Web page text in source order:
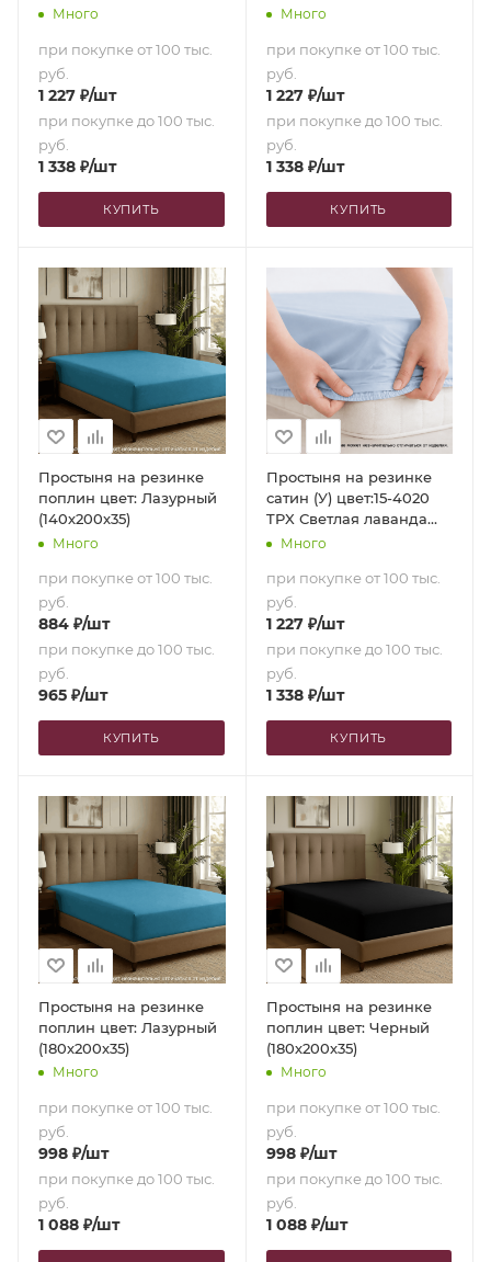
(180х200х35)
Много
при покупке от 100 тыс.
руб.
1 227 ₽/шт
при покупке до 100 тыс.
руб.
1 338 ₽/шт
КУПИТЬ
Много
при покупке от 100 тыс.
руб.
1 227₽/шт
при покупке до 100 тыс.
руб.
1 338₽/шт
КУПИТЬ
Простыня на резинке
поплин цвет: Лазурный
(140х200х35)
Много
при покупке от 100 тыс.
руб.
884 ₽/шт
при покупке до 100 тыс.
руб.
965 ₽/шт
КУПИТЬ
Простыня на резинке
сатин (У) цвет:15-4020
TPX Светлая лаванда
(180х200х35)
Много
при покупке от 100 тыс.
руб.
1 227₽/шт
при покупке до 100 тыс.
руб.
1 338₽/шт
КУПИТЬ
Простыня на резинке
поплин цвет: Лазурный
(180х200х35)
Много
при покупке от 100 тыс.
руб.
998 ₽/шт
при покупке до 100 тыс.
руб.
1 088 ₽/шт
Простыня на резинке
поплин цвет: Черный
(180х200х35)
Много
при покупке от 100 тыс.
руб.
998₽/шт
при покупке до 100 тыс.
руб.
1 088₽/шт